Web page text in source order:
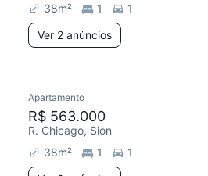
38m² 1
1
Ver 2 anúncios
Apartamento
R$ 563.000
R. Chicago, Sion
38m² 1
1